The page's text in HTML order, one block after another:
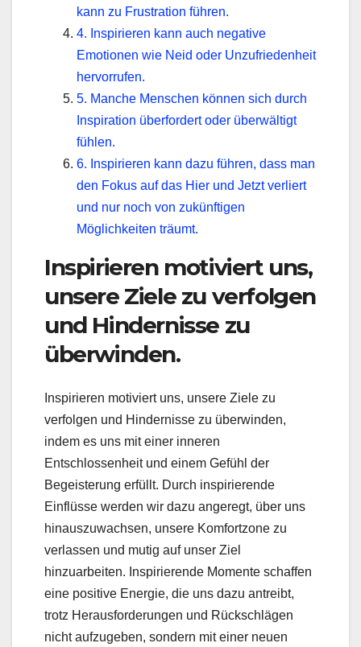
kann zu Frustration führen.
4. Inspirieren kann auch negative
Emotionen wie Neid oder Unzufriedenheit
hervorrufen.
5. Manche Menschen können sich durch
Inspiration überfordert oder überwältigt
fühlen.
6. Inspirieren kann dazu führen, dass man
den Fokus auf das Hier und Jetzt verliert
und nur noch von zukünftigen
Möglichkeiten träumt.
Inspirieren motiviert uns,
unsere Ziele zu verfolgen
und Hindernisse zu
überwinden.
Inspirieren motiviert uns, unsere Ziele zu
verfolgen und Hindernisse zu überwinden,
indem es uns mit einer inneren
Entschlossenheit und einem Gefühl der
Begeisterung erfüllt. Durch inspirierende
Einflüsse werden wir dazu angeregt, über uns
hinauszuwachsen, unsere Komfortzone zu
verlassen und mutig auf unser Ziel
hinzuarbeiten. Inspirierende Momente schaffen
eine positive Energie, die uns dazu antreibt,
trotz Herausforderungen und Rückschlägen
nicht aufzugeben, sondern mit einer neuen